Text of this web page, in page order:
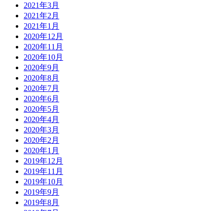
2021年3月
2021年2月
2021年1月
2020年12月
2020年11月
2020年10月
2020年9月
2020年8月
2020年7月
2020年6月
2020年5月
2020年4月
2020年3月
2020年2月
2020年1月
2019年12月
2019年11月
2019年10月
2019年9月
2019年8月